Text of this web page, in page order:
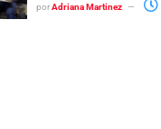
por Adriana Martinez